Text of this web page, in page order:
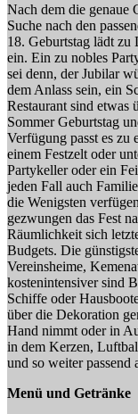
Nach dem die genaue
Suche nach den
18. Geburtstag lädt
ein. Ein zu nobles
sei denn, der Jubilar
dem Anlass sein, ein
Restaurant sind
Sommer Geburtstag
Verfügung passt es zu
einem Festzelt oder
Partykeller oder ein
jeden Fall auch
die Wenigsten
gezwungen das Fest
Räumlichkeit sich
Budgets. Die
Vereinsheime,
kostenintensiver sind
Schiffe oder
über die Dekoration
Hand nimmt oder in
in dem Kerzen,
und so weiter passend
Menü und Getränke